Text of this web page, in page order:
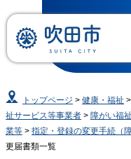
トップページ >健康・福祉
祉サービス等事業者 > 障がい福
業等 > 指定・登録の変更手続（
更届書類一覧